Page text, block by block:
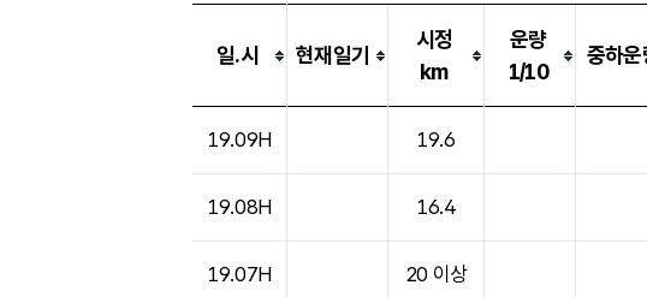
일.시 현재일기
시정
km
운량
1/10
중하운
19.09H 19.6
19.08H 16.4
19.07H 20 이상